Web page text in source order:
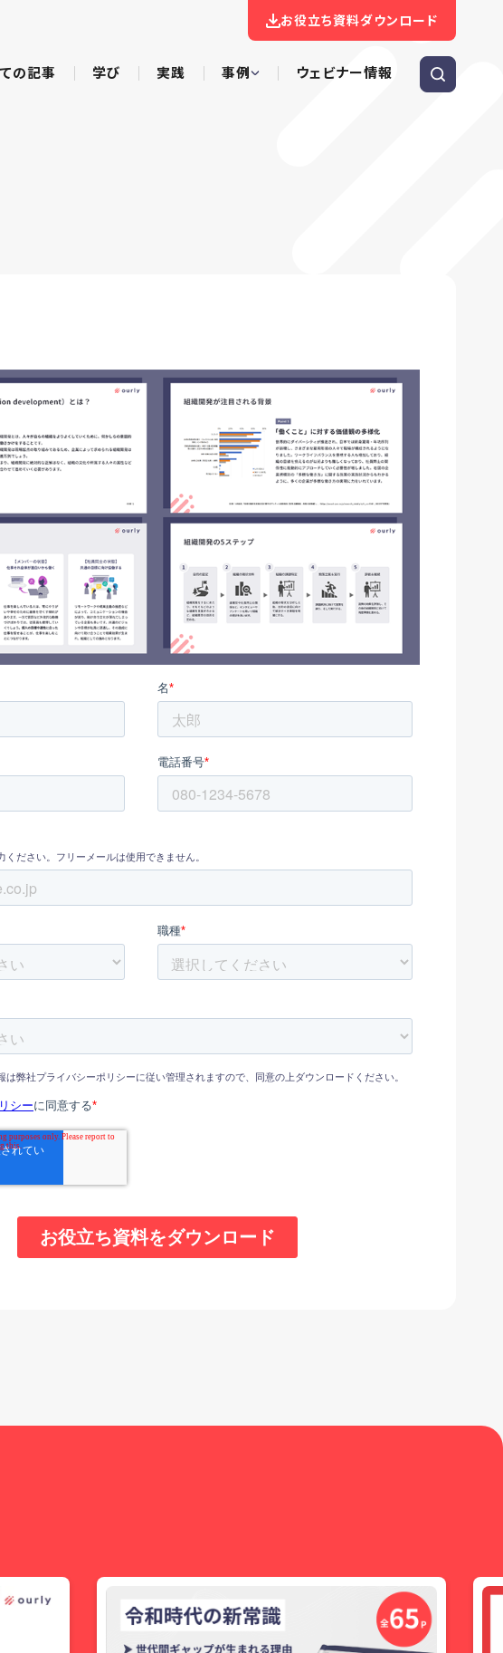
お役立ち資料ダウンロード
の記事 学び 実践 事例 ウェビナー情報